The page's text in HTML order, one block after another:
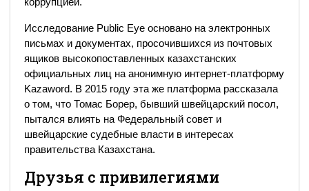
Исследование Public Eye основано на электронных
письмах и документах, просочившихся из почтовых
ящиков высокопоставленных казахстанских
официальных лиц на анонимную интернет-платформу
Kazaword. В 2015 году эта же платформа рассказала
о том, что Томас Борер, бывший швейцарский посол,
пытался влиять на Федеральный совет и
швейцарские судебные власти в интересах
правительства Казахстана.
Друзья с привилегиями